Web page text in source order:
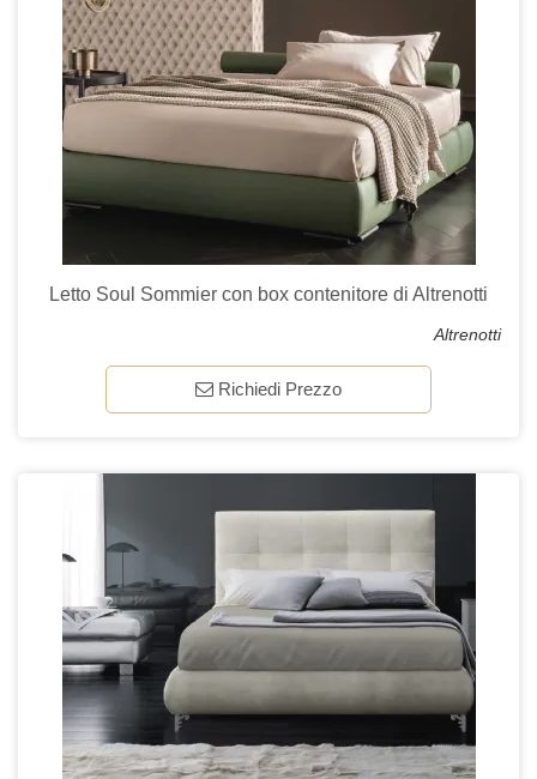
Letto Soul Sommier con box contenitore di Altrenotti
Altrenotti
Richiedi Prezzo